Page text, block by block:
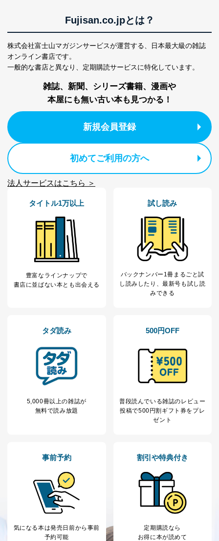
Fujisan.co.jpとは？
株式会社富士山マガジンサービスが運営する、
日本最大級の雑誌
オンライン書店です。
一般的な書店と異なり、 定期購読サービスに特化しています。
雑誌、新聞、シリーズ書籍、漫画や
本屋にも無い古い本も見つかる！
新規会員登録
初めてご利用の方へ
法人サービスはこちら ＞
タイトル1万以上
豊富なラインナップで
書店に並ばない本とも出会える
試し読み
バックナンバー1冊まるごと試
し読み したり、最新号も試し読
みできる
タダ読み
5,000冊以上の雑誌が
無料で読み放題
500円OFF
普段読んでいる雑誌のレビュー
投稿で500円割ギフト券をプレ
ゼント
事前予約
気になる本は発売日前から事前
予約可能
割引や特典付き
定期購読なら
お得に本が読めて